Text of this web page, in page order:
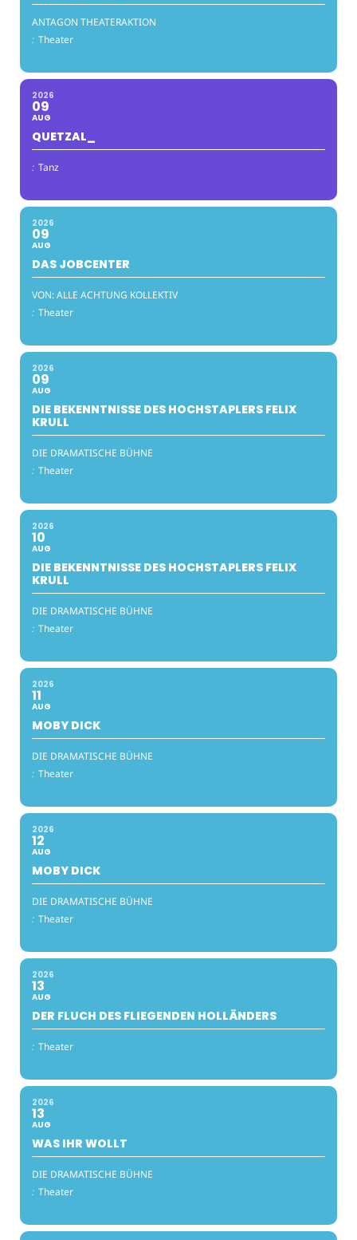
ANTAGON THEATERAKTION
: Theater
2026
09
AUG
QUETZAL_
: Tanz
2026
09
AUG
DAS JOBCENTER
VON: ALLE ACHTUNG KOLLEKTIV
: Theater
2026
09
AUG
DIE BEKENNTNISSE DES HOCHSTAPLERS FELIX
KRULL
DIE DRAMATISCHE BÜHNE
: Theater
2026
10
AUG
DIE BEKENNTNISSE DES HOCHSTAPLERS FELIX
KRULL
DIE DRAMATISCHE BÜHNE
: Theater
2026
11
AUG
MOBY DICK
DIE DRAMATISCHE BÜHNE
: Theater
2026
12
AUG
MOBY DICK
DIE DRAMATISCHE BÜHNE
: Theater
2026
13
AUG
DER FLUCH DES FLIEGENDEN HOLLÄNDERS
: Theater
2026
13
AUG
WAS IHR WOLLT
DIE DRAMATISCHE BÜHNE
: Theater